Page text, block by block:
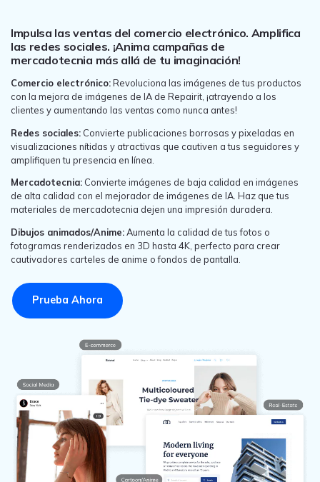
las redes sociales. ¡Anima campañas de
mercadotecnia más allá de tu imaginación!
Comercio electrónico:Revoluciona las imágenes de tus productos
con la mejora de imágenes de IA de Repairit, ¡atrayendo a los
clientes y aumentando las ventas como nunca antes!
Redes sociales:
visualizaciones nítidas y atractivas que cautiven a tus seguidores y
amplifiquen tu presencia en línea.
Mercadotecnia: Convierte imágenes de baja calidad en imágenes
de alta calidad con el mejorador de imágenes de IA. Haz que tus
materiales de mercadotecnia dejen una impresión duradera.
Aumenta la calidad de tus fotos o
fotogramas renderizados en 3D hasta 4K, perfecto para crear
cautivadores carteles de anime o fondos de pantalla.
Prueba Ahora